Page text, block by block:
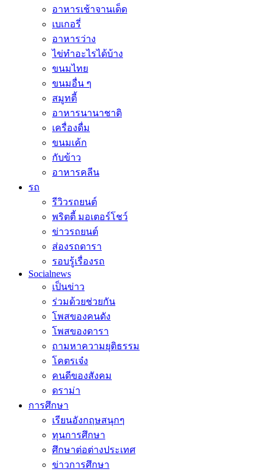
อาหารเช้าจานเด็ด
เบเกอรี่
อาหารว่าง
ไข่ทำอะไรได้บ้าง
ขนมไทย
ขนมอื่น ๆ
สมูทตี้
อาหารนานาชาติ
เครื่องดื่ม
ขนมเค้ก
กับข้าว
อาหารคลีน
รถ
รีวิวรถยนต์
พริตตี้ มอเตอร์โชว์
ข่าวรถยนต์
ส่องรถดารา
รอบรู้เรื่องรถ
Socialnews
เป็นข่าว
ร่วมด้วยช่วยกัน
โพสของคนดัง
โพสของดารา
ถามหาความยุติธรรม
โคตรเจ๋ง
คนดีของสังคม
ดราม่า
การศึกษา
เรียนอังกฤษสนุกๆ
ทุนการศึกษา
ศึกษาต่อต่างประเทศ
ข่าวการศึกษา